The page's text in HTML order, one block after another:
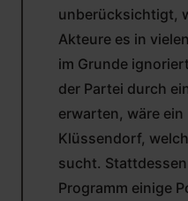
unberücksichtigt,
Akteure es in
im Grunde
der Partei durch
erwarten, wäre
Klüssendorf,
sucht.
Programm einige